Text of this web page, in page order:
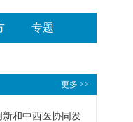
专题
更多 >>
和中西医协同发